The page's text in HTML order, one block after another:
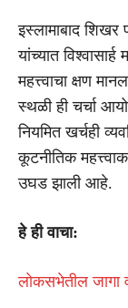
इस्लामाबाद शिखर
यांच्यात
महत्त्वाचा क्षण
स्थळी ही चर्चा
नियमित खर्चही
कूटनीतिक
उघड झाली आहे.
हे ही वाचा:
लोकसभेतील जागा